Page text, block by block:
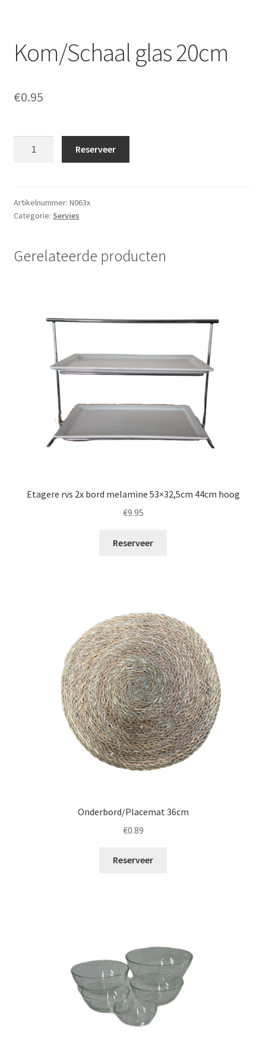
Privacybeleid
Kom/Schaal glas 20cm
€0.95
Reserveer
Artikelnummer: N063x
Categorie: Servies
Gerelateerde producten
Etagere rvs 2x bord melamine 53×32,5cm 44cm hoog
€9.95
Reserveer
Onderbord/Placemat 36cm
€0.89
Reserveer